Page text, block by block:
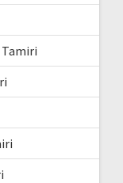
Tamiri